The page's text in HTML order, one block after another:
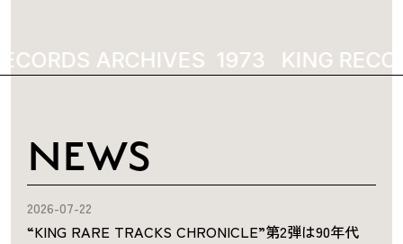
ARCHIVES 1973 KING
NEWS
2026-07-22
“KING RARE TRACKS CHRONICLE”第2弾は90年代